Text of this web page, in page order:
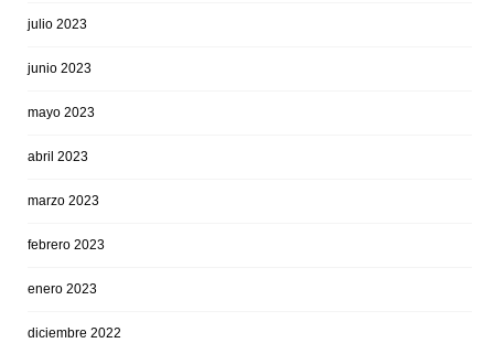
julio 2023
junio 2023
mayo 2023
abril 2023
marzo 2023
febrero 2023
enero 2023
diciembre 2022